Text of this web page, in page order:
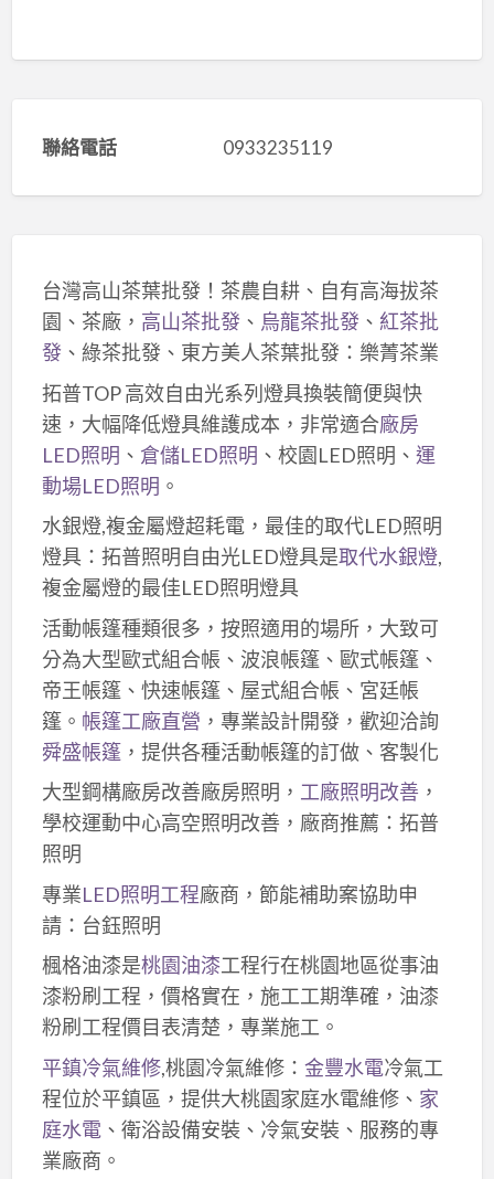
聯絡電話 0933235119
台灣高山茶葉批發！茶農自耕、自有高海拔茶
園、茶廠， 高山茶批發、 烏龍茶批發、 紅茶批
發、綠茶批發、東方美人茶葉批發：樂菁茶業
拓普TOP 高效自由光系列燈具換裝簡便與快
速，大幅降低燈具維護成本，非常適合廠房
LED照明 、 倉儲LED照明 、校園LED照明、 運
動場LED照明 。
水銀燈,複金屬燈超耗電，最佳的取代LED照明
燈具：拓普照明自由光LED燈具是取代水銀燈,
複金屬燈的最佳LED照明燈具
活動帳篷種類很多，按照適用的場所，大致可
分為大型歐式組合帳、波浪帳篷、歐式帳篷、
帝王帳篷、快速帳篷、屋式組合帳、宮廷帳
篷。 帳篷工廠直營 ，專業設計開發，歡迎洽詢
舜盛帳篷，提供各種活動帳篷的訂做、客製化
大型鋼構廠房改善廠房照明， 工廠照明改善，
學校運動中心高空照明改善，廠商推薦：拓普
照明
專業LED照明工程廠商，節能補助案協助申
請：台鈺照明
楓格油漆是桃園油漆工程行在桃園地區從事油
漆粉刷工程，價格實在，施工工期準確，油漆
粉刷工程價目表清楚，專業施工。
平鎮冷氣維修,桃園冷氣維修： 金豐水電冷氣工
程位於平鎮區，提供大桃園家庭水電維修、 家
庭水電、衛浴設備安裝、冷氣安裝、服務的專
業廠商。